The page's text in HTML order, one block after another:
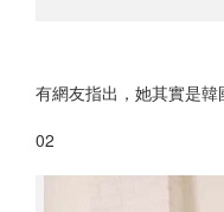
有網友指出，她其實是韓
02